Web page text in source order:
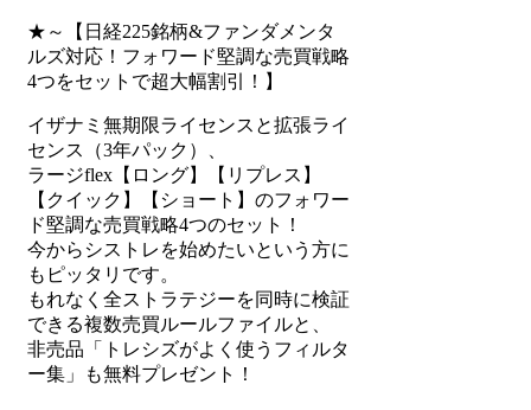
★～【日経225銘柄&ファンダメンタ
ルズ対応！フォワード堅調な売買戦略
4つをセットで超大幅割引！】
イザナミ無期限ライセンスと拡張ライ
センス（3年パック）、
ラージflex【ロング】【リプレス】
【クイック】【ショート】のフォワー
ド堅調な売買戦略4つのセット！
今からシストレを始めたいという方に
もピッタリです。
もれなく全ストラテジーを同時に検証
できる複数売買ルールファイルと、
非売品「トレシズがよく使うフィルタ
ー集」も無料プレゼント！